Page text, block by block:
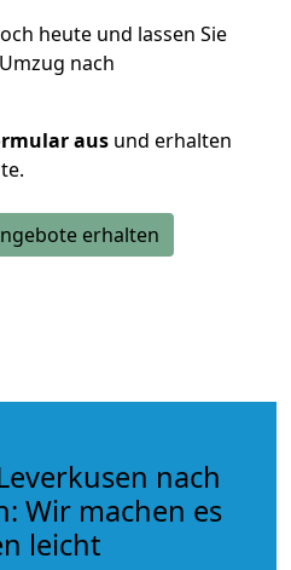
heute und lassen Sie
nach
aus und erhalten
erhalten
nach
Wir machen es
leicht